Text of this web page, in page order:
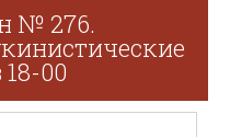
№ 276.
00